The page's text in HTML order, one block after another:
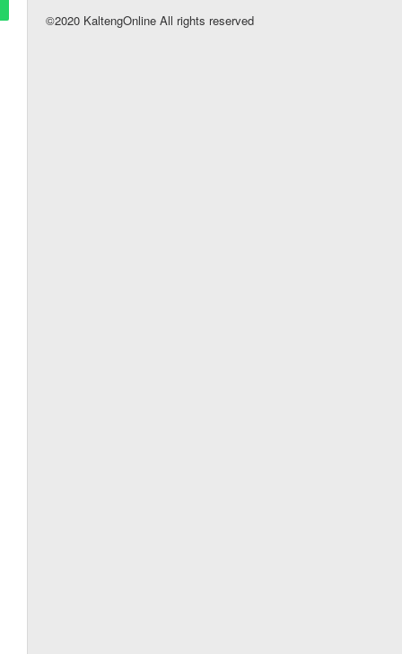
©2020 KaltengOnline All rights reserved